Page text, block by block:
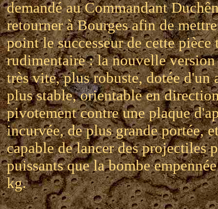
demandé au Commandant
retourner à Bourges afin de
point le successeur de cette pièce
rudimentaire : la nouvelle
très vite, plus robuste, dotée d'un
plus stable, orientable en
pivotement contre une plaque
incurvée, de plus grande portée,
capable de lancer des projectiles
puissants que la bombe
kg.